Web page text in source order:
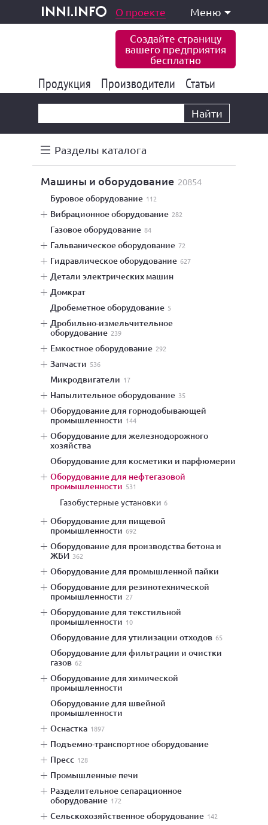
inni.info
и услуги О проекте Меню
Создайте страницу
вашего предприятия
бесплатно
Продукция 177 822
Производители 6 765
Статьи
Найти
Разделы каталога
машины и оборудование 20854
буровое оборудование 112
вибрационное оборудование 282
газовое оборудование 84
гальваническое оборудование 72
гидравлическое оборудование 627
детали электрических машин
домкрат
дробеметное оборудование 5
дробильно-измельчительное
оборудование 239
емкостное оборудование 292
запчасти 536
микродвигатели 17
напылительное оборудование 35
оборудование для горнодобывающей
промышленности 144
оборудование для железнодорожного
хозяйства
оборудование для косметики и парфюмерии
оборудование для нефтегазовой
промышленности 531
газобустерные установки 6
оборудование для пищевой
промышленности 692
оборудование для производства бетона и
ЖБИ 362
оборудование для промышленной пайки
оборудование для резинотехнической
промышленности 27
оборудование для текстильной
промышленности 10
оборудование для утилизации отходов 65
оборудование для фильтрации и очистки
газов 62
оборудование для химической
промышленности
оборудование для швейной
промышленности
оснастка 1897
подъемно-транспортное оборудование
пресс 128
промышленные печи
разделительное сепарационное
оборудование 172
сельскохозяйственное оборудование 142